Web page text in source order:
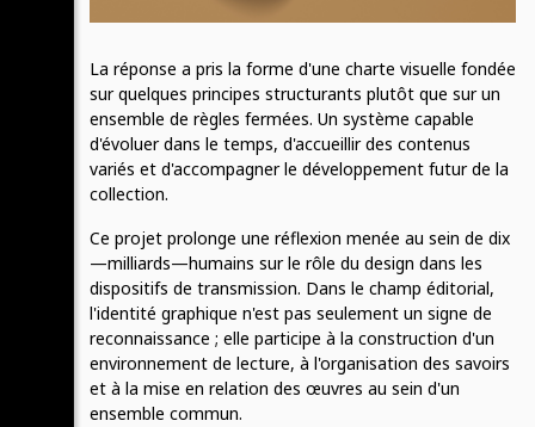
La réponse a pris la forme d'une charte visuelle fondée
sur quelques principes structurants plutôt que sur un
ensemble de règles fermées. Un système capable
d'évoluer dans le temps, d'accueillir des contenus
variés et d'accompagner le développement futur de la
collection.
Ce projet prolonge une réflexion menée au sein de dix
—milliards—humains sur le rôle du design dans les
dispositifs de transmission. Dans le champ éditorial,
l'identité graphique n'est pas seulement un signe de
reconnaissance ; elle participe à la construction d'un
environnement de lecture, à l'organisation des savoirs
et à la mise en relation des œuvres au sein d'un
ensemble commun.